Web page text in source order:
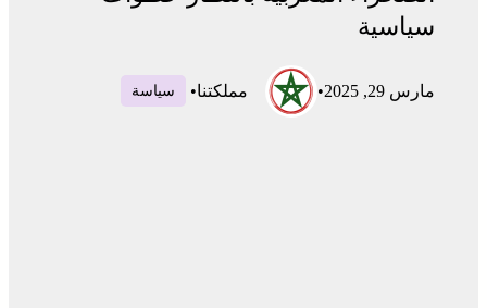
سياسية
مارس 29, 2025 • مملكتنا• سياسة